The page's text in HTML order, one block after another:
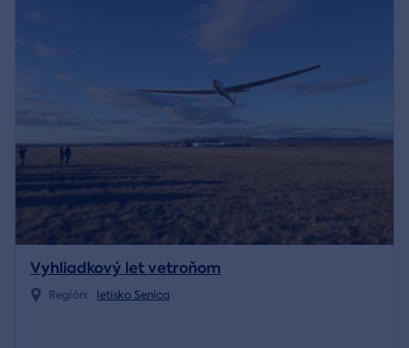
Vyhliadkový let vetroňom
Región: letisko Senica